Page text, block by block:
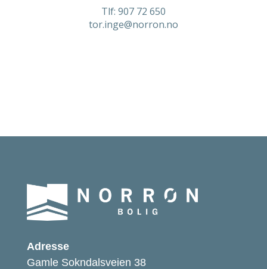
Tlf: 907 72 650
tor.inge@norron.no
Adresse
Gamle Sokndalsveien 38